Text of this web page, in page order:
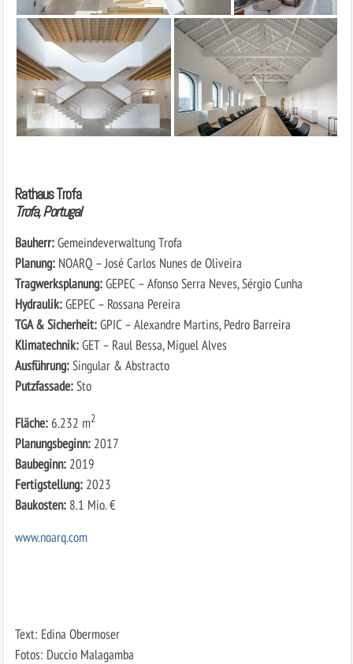
Rathaus Trofa
Trofa, Portugal
Bauherr:Gemeindeverwaltung Trofa
Planung: NOARQ – José Carlos Nunes de Oliveira
Tragwerksplanung:GEPEC – Afonso Serra Neves, Sérgio Cunha
Hydraulik:GEPEC – Rossana Pereira
TGA & Sicherheit:GPIC – Alexandre Martins, Pedro Barreira
Klimatechnik:GET – Raul Bessa, Miguel Alves
Ausführung:Singular & Abstracto
Putzfassade:Sto
Fläche: 6.232 m2
Planungsbeginn: 2017
Baubeginn: 2019
Fertigstellung: 2023
Baukosten: 8.1 Mio. €
www.noarq.com
Text: Edina Obermoser
Fotos: Duccio Malagamba